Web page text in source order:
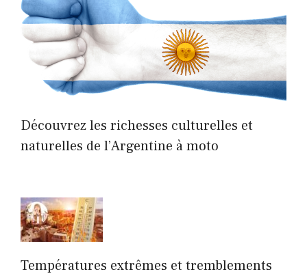
Découvrez les richesses culturelles et
naturelles de l’Argentine à moto
Températures extrêmes et tremblements